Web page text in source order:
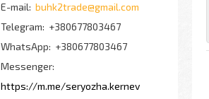
buhk2trade@gmail.com
+380677803467
+380677803467
Messenger
https://m.me/seryozha.kernev